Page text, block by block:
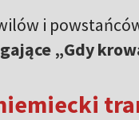
i
„Gdy